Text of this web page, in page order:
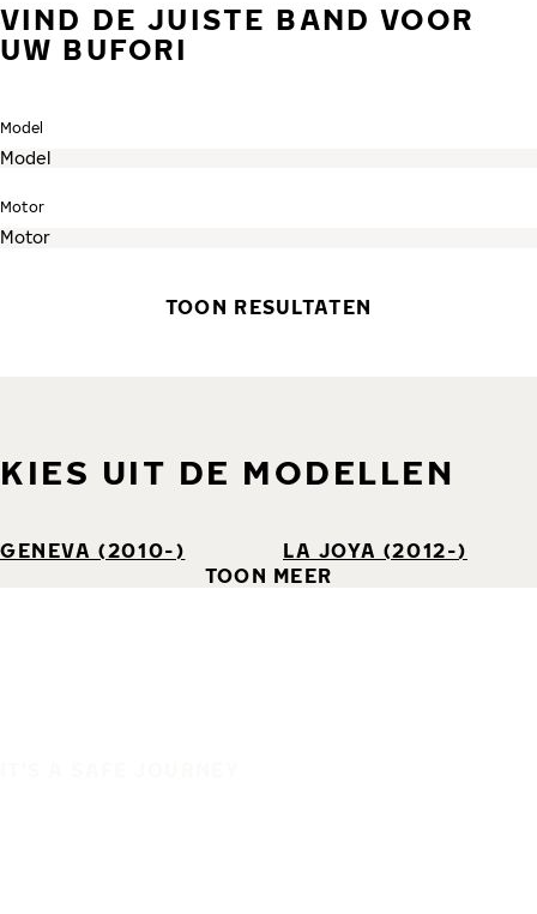
VIND DE JUISTE BAND VOOR
UW BUFORI
Model
Motor
TOON RESULTATEN
KIES UIT DE MODELLEN
GENEVA (2010-)
LA JOYA (2012-)
TOON MEER